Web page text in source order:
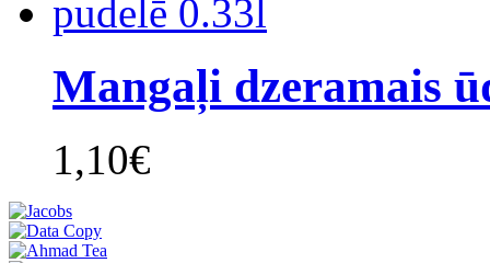
Mangaļi dzeramais
1,10€